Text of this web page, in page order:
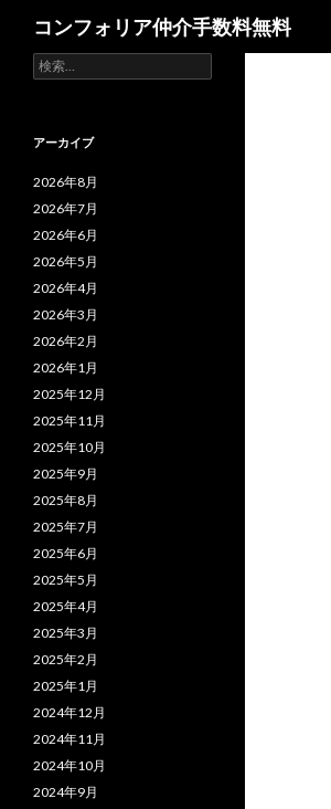
コンフォリア仲介手数料無料
検
索:
アーカイブ
2026年8月
2026年7月
2026年6月
2026年5月
2026年4月
2026年3月
2026年2月
2026年1月
2025年12月
2025年11月
2025年10月
2025年9月
2025年8月
2025年7月
2025年6月
2025年5月
2025年4月
2025年3月
2025年2月
2025年1月
2024年12月
2024年11月
2024年10月
2024年9月